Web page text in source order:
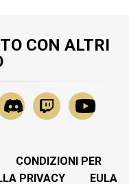
CON ALTRI
CONDIZIONI PER
PRIVACY
EULA